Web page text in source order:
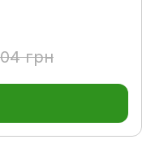
грн